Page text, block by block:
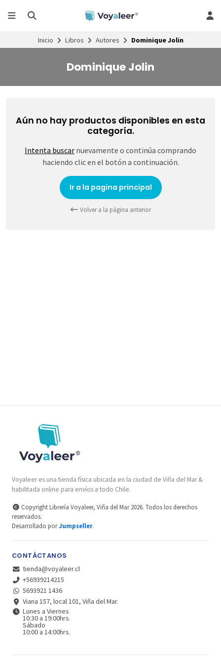
Inicio Libros Autores Dominique Jolin
Dominique Jolin
Aún no hay productos disponibles en esta
categoría.
Intenta buscar nuevamente o continúa comprando
haciendo clic en el botón a continuación.
Ir a la pagina principal
Volver a la página anterior
Voyaleer es una tienda física ubicada en la ciudad de Viña del Mar &
habilitada online para envíos a todo Chile.
Copyright Librería Voyaleer, Viña del Mar 2026. Todos los derechos
reservados.
Desarrollado porJumpseller.
CONTÁCTANOS
tienda@voyaleer.cl
+56939214215
5693921 1436
Viana 157, local 101, Viña del Mar.
Lunes a Viernes
10:30 a 19:00hrs.
Sábado
10:00 a 14:00hrs.